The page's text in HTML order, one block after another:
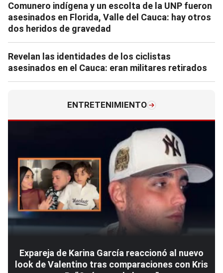
Comunero indígena y un escolta de la UNP fueron
asesinados en Florida, Valle del Cauca: hay otros
dos heridos de gravedad
Revelan las identidades de los ciclistas
asesinados en el Cauca: eran militares retirados
ENTRETENIMIENTO
Expareja de Karina García reaccionó al nuevo
look de Valentino tras comparaciones con Kris